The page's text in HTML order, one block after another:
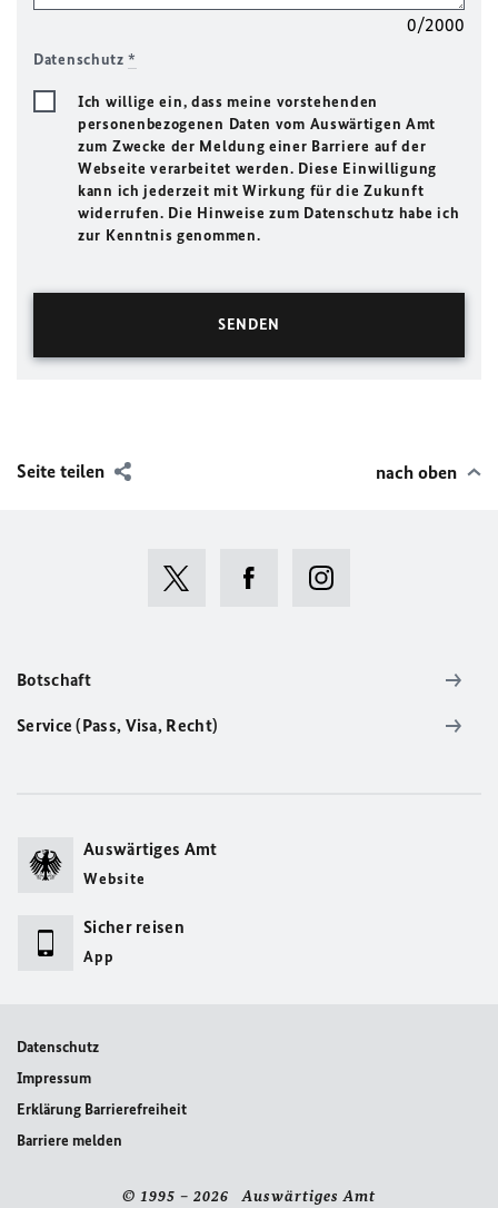
0/2000
Datenschutz*
Ich willige ein, dass meine vorstehenden
personenbezogenen Daten vom Auswärtigen Amt
zum Zwecke der Meldung einer Barriere auf der
Webseite verarbeitet werden. Diese Einwilligung
kann ich jederzeit mit Wirkung für die Zukunft
widerrufen. Die Hinweise zum Datenschutz habe ich
zur Kenntnis genommen.
Seite teilen nach oben
Botschaft
Service (Pass, Visa, Recht)
Auswärtiges Amt
Website
Sicher reisen
App
Datenschutz
Impressum
Erklärung Barrierefreiheit
Barriere melden
© 1995 – 2026 Auswärtiges Amt